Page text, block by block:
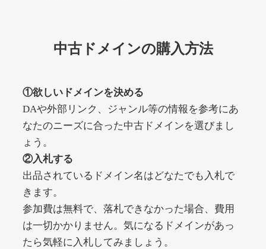
詳細を見る
10,800円 入札 0件
debtconsolidationorg.info
ジャンル
DA49 外部リンク数389 ドメイン年齢1年
10,800円 入札 0件
中古ドメインの購入方法
①欲しいドメインを決める
DAや外部リンク、ジャンル等の情報を参考にあ
なたのニーズに合った中古ドメインを選びまし
ょう。
②入札する
出品されているドメイン名はどなたでも入札で
きます。
参加費は無料で、落札できなかった場合、費用
は一切かかりません。気になるドメインがあっ
たら気軽に入札してみましょう。